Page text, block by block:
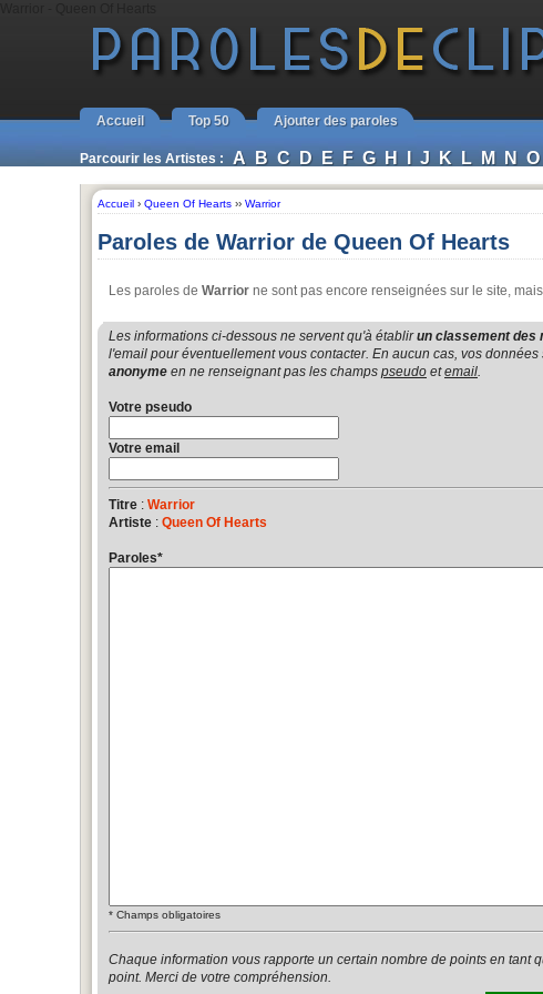
Accueil Top 50 Ajouter des paroles
Parcourir les Artistes : A B C D E F G H I J K L M N O
Accueil › Queen Of Hearts ›› Warrior
Paroles de Warrior de Queen Of Hearts
Les paroles de Warrior ne sont pas encore renseignées sur le site,
Les informations ci-dessous ne servent qu'à établirun classement des
l'email pour éventuellement vous contacter. En aucun cas, vos
anonyme en ne renseignant pas les champs pseudo etemail.
Votre pseudo
Votre email
Titre : Warrior
Artiste : Queen Of Hearts
Paroles*
* Champs obligatoires
Chaque information vous rapporte un certain nombre de points en tant
point. Merci de votre compréhension.